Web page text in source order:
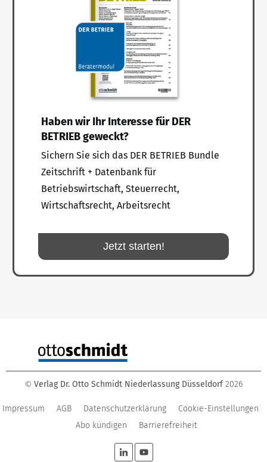
Haben wir Ihr Interesse für DER
BETRIEB geweckt?
Sichern Sie sich das DER BETRIEB Bundle
Zeitschrift + Datenbank für
Betriebswirtschaft, Steuerrecht,
Wirtschaftsrecht, Arbeitsrecht
Jetzt starten!
© Verlag Dr. Otto Schmidt Niederlassung Düsseldorf 2026
Impressum AGB Datenschutzerklärung
Cookie-Einstellungen
Abo kündigen
Barrierefreiheit